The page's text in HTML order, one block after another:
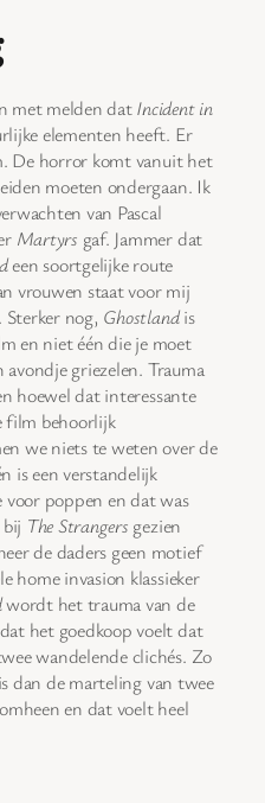
met melden datIncident in
elementen heeft. Er
De horror komt vanuit het
moeten ondergaan. Ik
van Pascal
Martyrs gaf. Jammer dat
een soortgelijke route
vrouwen staat voor mij
nog, Ghostlandis
en niet één die je moet
griezelen. Trauma
hoewel dat interessante
film behoorlijk
we niets te weten over de
is een verstandelijk
poppen en dat was
The Strangers gezien
de daders geen motief
home invasion klassieker
wordt het trauma van de
het goedkoop voelt dat
wandelende clichés. Zo
dan de marteling van twee
en dat voelt heel